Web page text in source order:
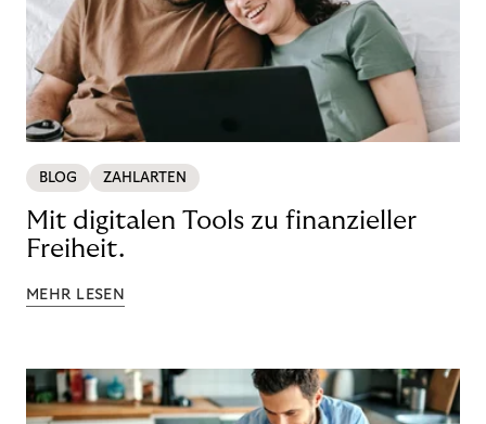
BLOG ZAHLARTEN
Mit digitalen Tools zu finanzieller
Freiheit.
MEHR LESEN